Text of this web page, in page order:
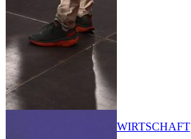
WIRTSCHAFT